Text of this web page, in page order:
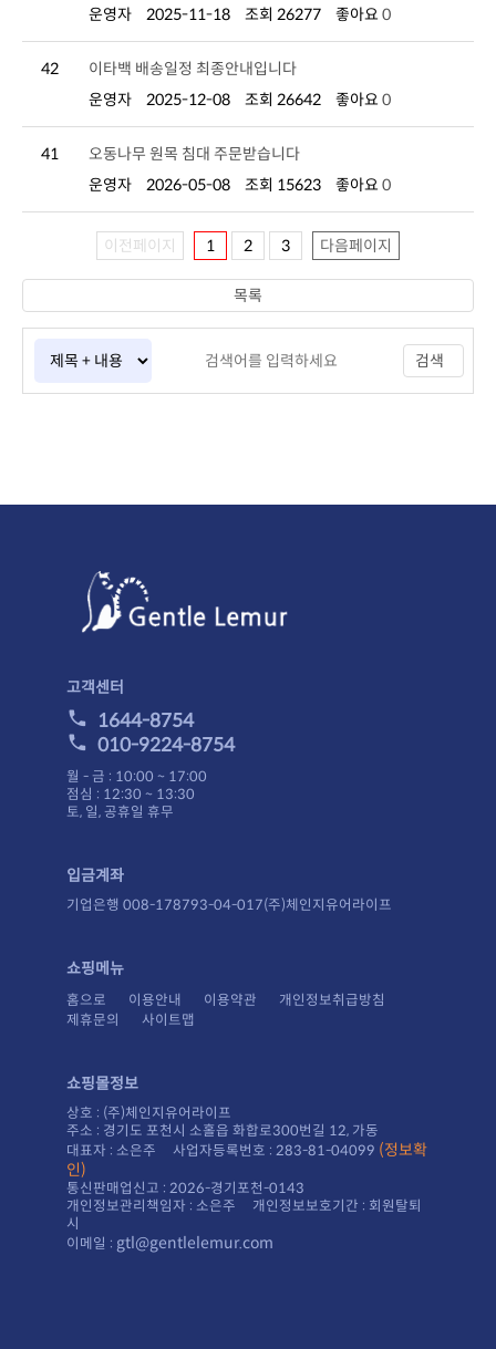
운영자
2025-11-18 조회 26277 좋아요 0
42
이타백 배송일정 최종안내입니다
운영자
2025-12-08 조회 26642 좋아요 0
41
오동나무 원목 침대 주문받습니다
운영자
2026-05-08 조회 15623 좋아요 0
이전페이지 1 2 3 다음페이지
검색
목록
고객센터
1644-8754
010-9224-8754
월 - 금 : 10:00 ~ 17:00
점심 : 12:30 ~ 13:30
토, 일, 공휴일 휴무
입금계좌
기업은행 008-178793-04-017(주)체인지유어라이프
쇼핑메뉴
홈으로 이용안내 이용약관
개인정보취급방침
제휴문의
사이트맵
쇼핑몰정보
상호 : (주)체인지유어라이프
주소 : 경기도 포천시 소홀읍 화합로300번길 12, 가동
대표자 : 소은주 사업자등록번호 : 283-81-04099
인)
통신판매업신고 : 2026-경기포천-0143
시
이메일 : gtl@gentlelemur.com